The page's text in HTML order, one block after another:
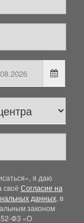
я даю
своё Согласие на
данных, в
законом
ФЗ «О